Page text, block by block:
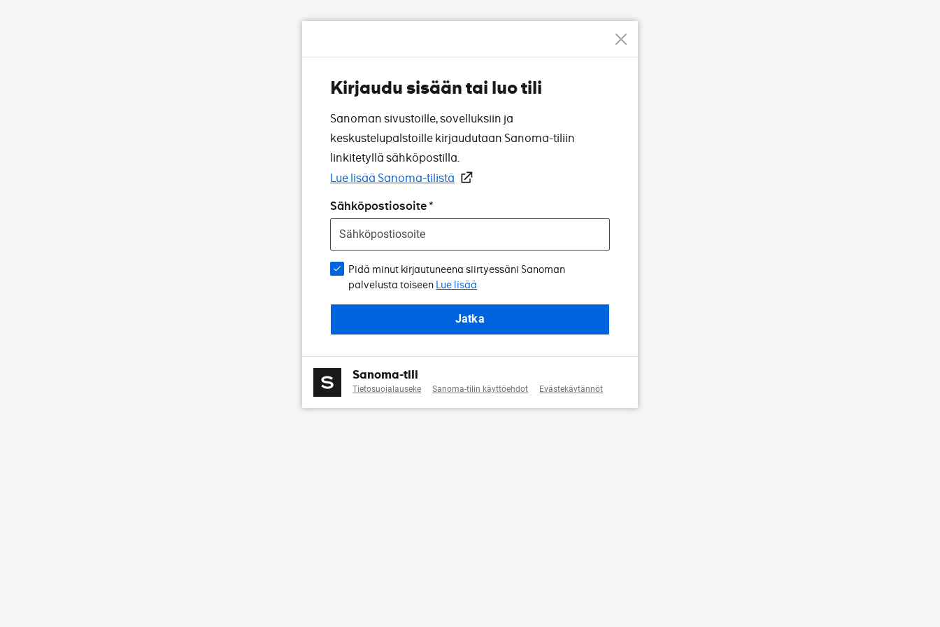
Kirjaudu sisään tai luo tili
Sanoman sivustoille, sovelluksiin ja
keskustelupalstoille kirjaudutaan Sanoma-tiliin
linkitetyllä sähköpostilla.
Lue lisää Sanoma-tilistä
Sähköpostiosoite
Pidä minut kirjautuneena siirtyessäni Sanoman
palvelusta toiseen Lue lisää
Jatka
Sanoma-tili
Tietosuojalauseke Sanoma-tilin käyttöehdot Evästekäytännöt